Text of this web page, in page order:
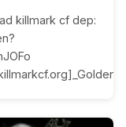
killmark cf dep: